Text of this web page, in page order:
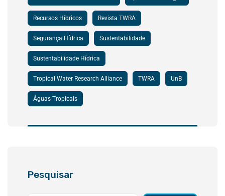
Recursos Hídricos Revista TWRA
Segurança Hídrica Sustentabilidade
Sustentabilidade Hídrica
Tropical Water Research Alliance TWRA UnB
Águas Tropicais
Pesquisar